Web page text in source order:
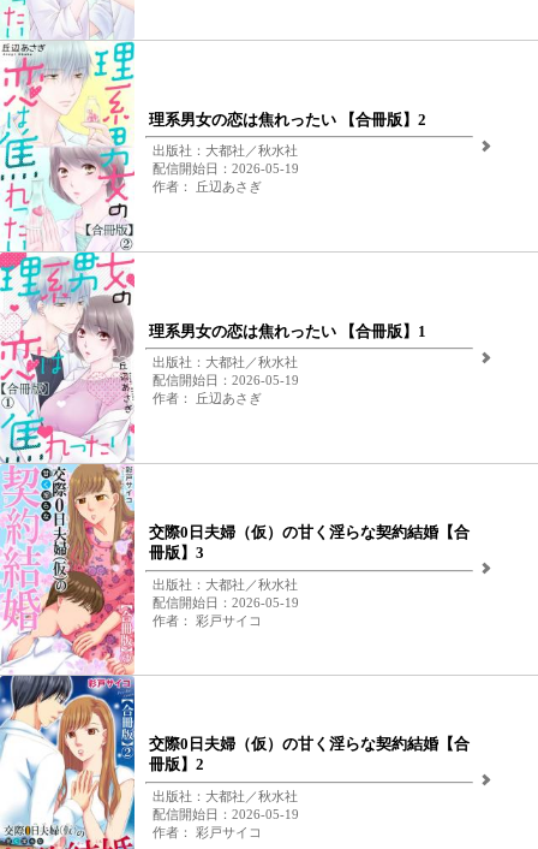
理系男女の恋は焦れったい 【合冊版】2
出版社：大都社／秋水社
配信開始日：2026-05-19
作者： 丘辺あさぎ
理系男女の恋は焦れったい 【合冊版】1
出版社：大都社／秋水社
配信開始日：2026-05-19
作者： 丘辺あさぎ
交際0日夫婦（仮）の甘く淫らな契約結婚【合
冊版】3
出版社：大都社／秋水社
配信開始日：2026-05-19
作者： 彩戸サイコ
交際0日夫婦（仮）の甘く淫らな契約結婚【合
冊版】2
出版社：大都社／秋水社
配信開始日：2026-05-19
作者： 彩戸サイコ